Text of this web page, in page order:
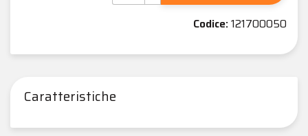
Codice:121700050
Caratteristiche